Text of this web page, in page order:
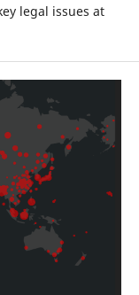
legal issues at